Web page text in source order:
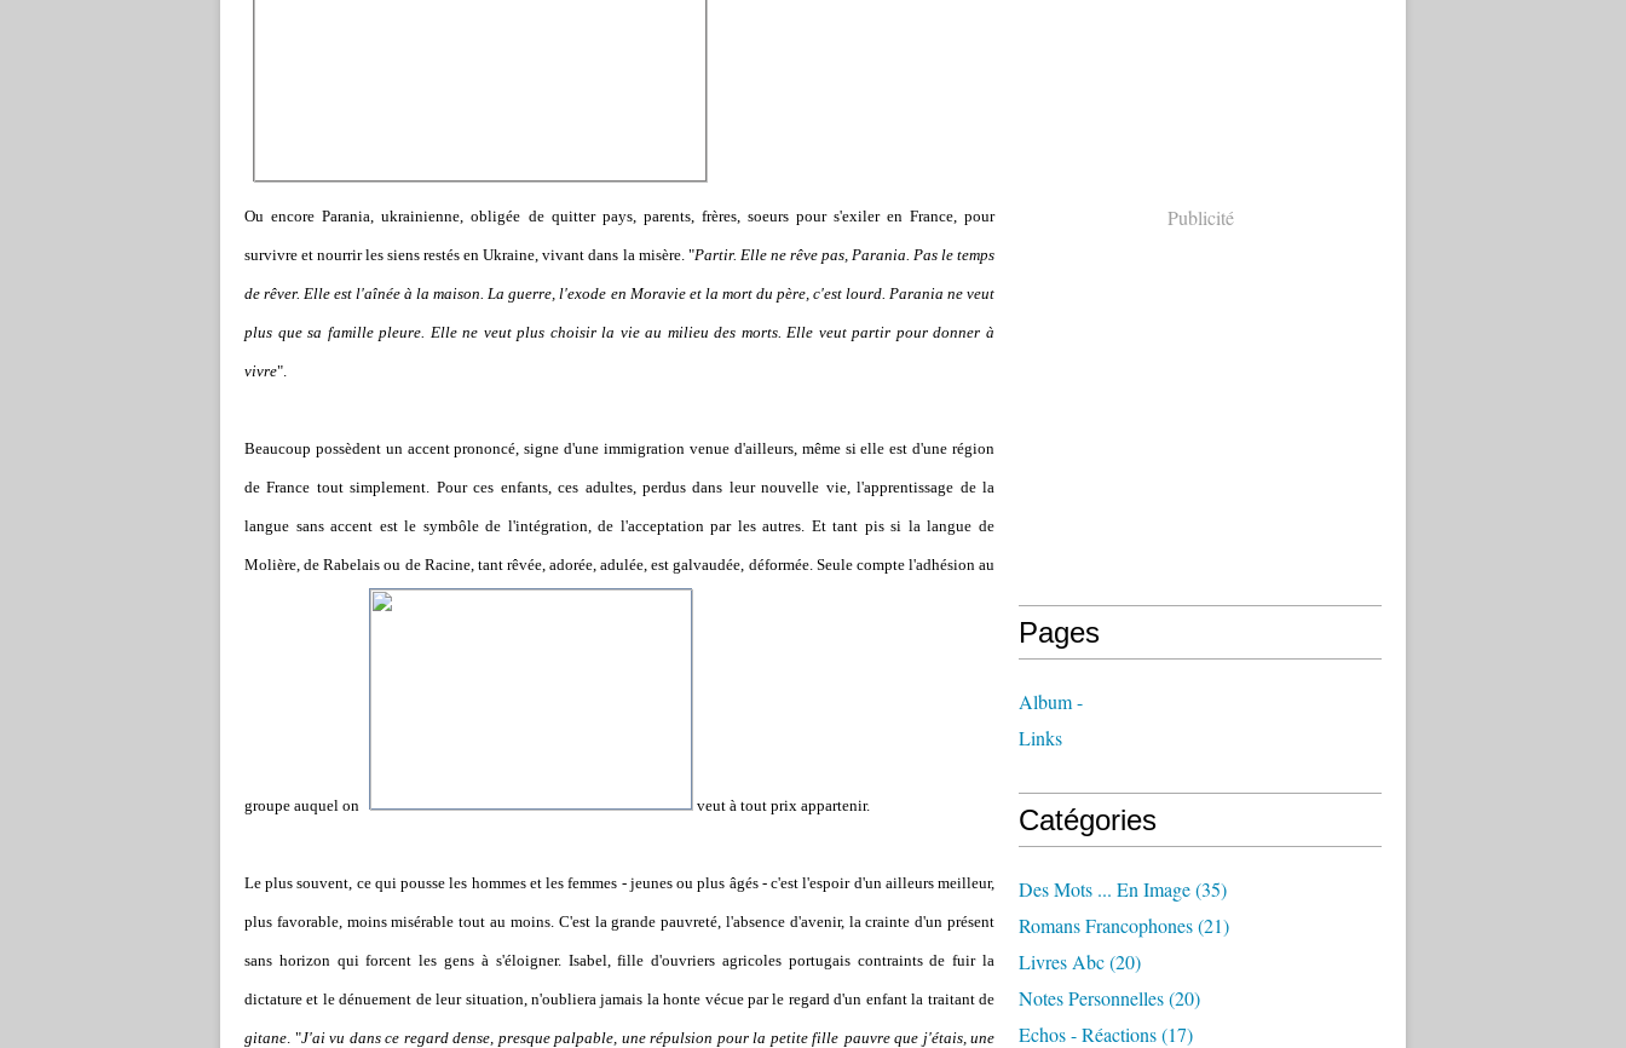
Ou encore Parania, ukrainienne, obligée de quitter pays, parents, frères, soeurs pour s'exiler en France, pour
survivre et nourrir les siens restés en Ukraine, vivant dans la misère. "Partir. Elle ne rêve pas, Parania. Pas le temps
de rêver. Elle est l'aînée à la maison. La guerre, l'exode en Moravie et la mort du père, c'est lourd. Parania ne veut
plus que sa famille pleure. Elle ne veut plus choisir la vie au milieu des morts. Elle veut partir pour donner à
vivre".
Beaucoup possèdent un accent prononcé, signe d'une immigration venue d'ailleurs, même si elle est d'une région
de France tout simplement. Pour ces enfants, ces adultes, perdus dans leur nouvelle vie, l'apprentissage de la
langue sans accent est le symbôle de l'intégration, de l'acceptation par les autres. Et tant pis si la langue de
Molière, de Rabelais ou de Racine, tant rêvée, adorée, adulée, est galvaudée, déformée. Seule compte l'adhésion au
groupe auquel on veut à tout prix appartenir.
Le plus souvent, ce qui pousse les hommes et les femmes - jeunes ou plus âgés - c'est l'espoir d'un ailleurs meilleur,
plus favorable, moins misérable tout au moins. C'est la grande pauvreté, l'absence d'avenir, la crainte d'un présent
sans horizon qui forcent les gens à s'éloigner. Isabel, fille d'ouvriers agricoles portugais contraints de fuir la
dictature et le dénuement de leur situation, n'oubliera jamais la honte vécue par le regard d'un enfant la traitant de
gitane. "J'ai vu dans ce regard dense, presque palpable, une répulsion pour la petite fille pauvre que j'étais, une
Publicité
Pages
Album -
Links
Catégories
Des Mots ... En Image(35)
Romans Francophones(21)
Livres Abc(20)
Notes Personnelles(20)
Echos - Réactions(17)